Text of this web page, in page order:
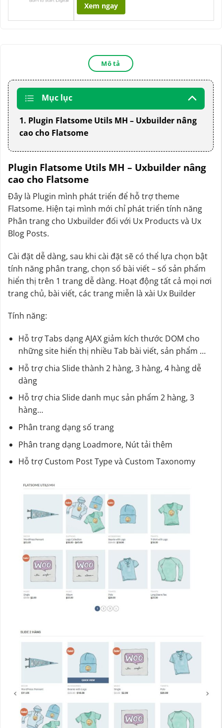
Xem ngay
Mô tả
Mục lục
1. Plugin Flatsome Utils MH – Uxbuilder nâng
cao cho Flatsome
Plugin Flatsome Utils MH – Uxbuilder nâng
cao cho Flatsome
Đây là Plugin mình phát triển để hỗ trợ theme
Flatsome. Hiện tại mình mới chỉ phát triển tính năng
Phân trang cho Uxbuilder đối với Ux Products và Ux
Blog Posts.
Cài đặt dễ dàng, sau khi cài đặt sẽ có thể lựa chọn bật
tính năng phân trang, chọn số bài viết – số sản phẩm
hiển thị trên 1 trang dễ dàng. Hoạt động tất cả mọi nơi
trang chủ, bài viết, các trang miễn là xài Ux Builder
Tính năng:
Hỗ trợ Tabs dạng AJAX giảm kích thước DOM cho
những site hiển thị nhiều Tab bài viết, sản phẩm …
Hỗ trợ chia Slide thành 2 hàng, 3 hàng, 4 hàng dễ
dàng
Hỗ trợ chia Slide danh mục sản phẩm 2 hàng, 3
hàng…
Phân trang dạng số trang
Phân trang dạng Loadmore, Nút tải thêm
Hỗ trợ Custom Post Type và Custom Taxonomy